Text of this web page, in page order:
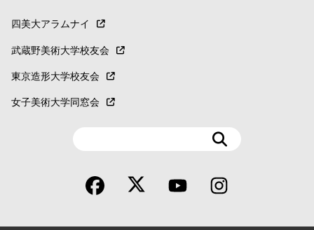
四美大アラムナイ
武蔵野美術大学校友会
東京造形大学校友会
女子美術大学同窓会